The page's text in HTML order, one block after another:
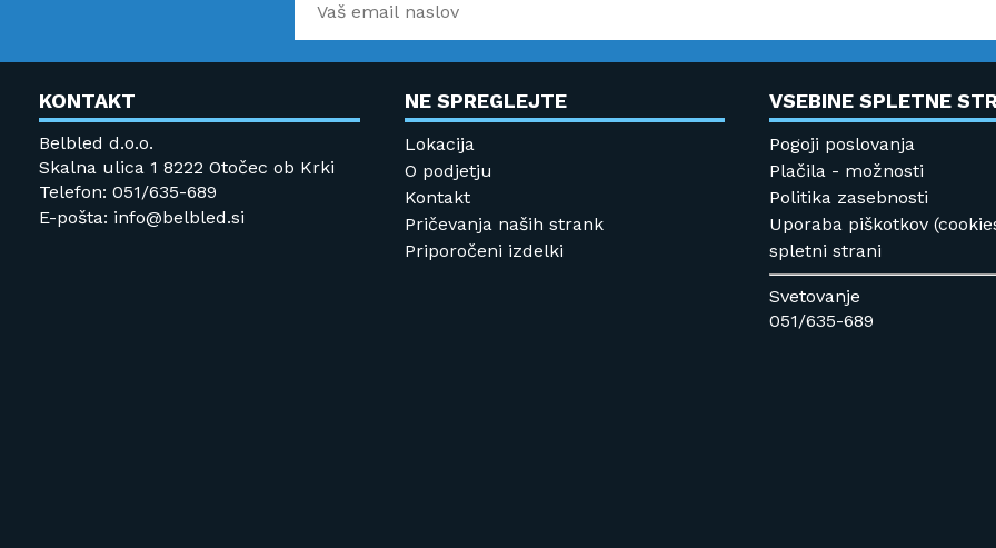
KONTAKT
Belbled d.o.o.
Skalna ulica 1 8222 Otočec ob Krki
Telefon: 051/635-689
E-pošta: info@belbled.si
NE SPREGLEJTE
Lokacija
O podjetju
Kontakt
Pričevanja naših strank
Priporočeni izdelki
VSEBINE SPLETNE
Pogoji poslovanja
Plačila - možnosti
Politika zasebnosti
Uporaba piškotkov
spletni strani
Svetovanje
051/635-689